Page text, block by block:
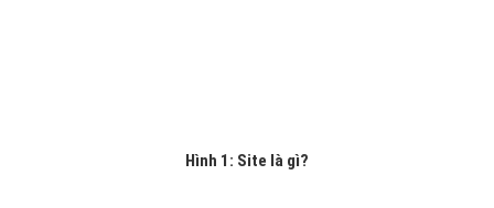
Hình 1: Site là gì?